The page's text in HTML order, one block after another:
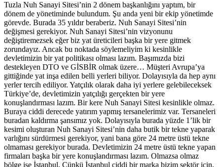
Tuzla Nuh Sanayi Sitesi’nin 2 dönem başkanlığını yaptım, bir
dönem de yönetiminde bulundum. Şu anda yeni bir ekip yönetimde
görevde. Burada 35 yıldır beraberiz. Nuh Sanayi Sitesi’nin
değişmesi gerekiyor. Nuh Sanayi Sitesi’nin vizyonunu
değiştiremezsek eğer biz yat üreticileri başka bir yere gitmek
zorundayız. Ancak bu noktada söylemeliyim ki kesinlikle
devletimizin bir yat politikası olması lazım. Başımızda bizi
destekleyen DTO ve GİSBİR olmak üzere… Müşteri Avrupa’ya
gittiğinde yat inşa edilen belli yerleri biliyor. Dolayısıyla da hep aynı
yerler tercih ediliyor. Yatçılık olarak daha iyi yerlere gelebileceksek
Türkiye’de, devletimizin yatçılığı gerçekten bir yere
konuşlandırması lazım. Bir kere Nuh Sanayi Sitesi kesinlikle olmaz.
Buraya ciddi derecede yatırım yapmış tersanelerimiz var. Tersaneleri
buradan kaldırma şansımız yok. Dolayısıyla burada yüzde 1’lik bir
kesimi oluşturan Nuh Sanayi Sitesi’nin daha butik bir tekne yaparak
varlığını sürdürmesi gerekiyor, yani bana göre 24 metre üstü tekne
olmaması gerekiyor burada. Devletimizin 24 metre üstü tekne yapan
firmaları başka bir yere konuşlandırması lazım. Olmazsa olmaz
bölge ise İstanbul. Çünkü İstanbul ciddi bir marka bizim sektör için.